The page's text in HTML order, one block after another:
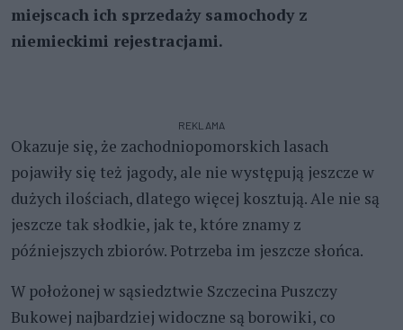
miejscach ich sprzedaży samochody z
niemieckimi rejestracjami.
REKLAMA
Okazuje się, że zachodniopomorskich lasach
pojawiły się też jagody, ale nie występują jeszcze w
dużych ilościach, dlatego więcej kosztują. Ale nie są
jeszcze tak słodkie, jak te, które znamy z
późniejszych zbiorów. Potrzeba im jeszcze słońca.
W położonej w sąsiedztwie Szczecina Puszczy
Bukowej najbardziej widoczne są borowiki, co